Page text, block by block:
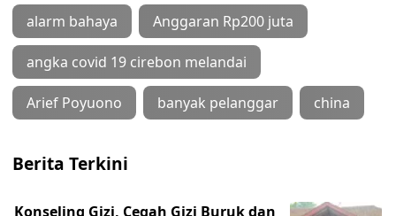
alarm bahaya Anggaran Rp200 juta
angka covid 19 cirebon melandai
Arief Poyuono banyak pelanggar china
Berita Terkini
Konseling Gizi, Cegah Gizi Buruk dan